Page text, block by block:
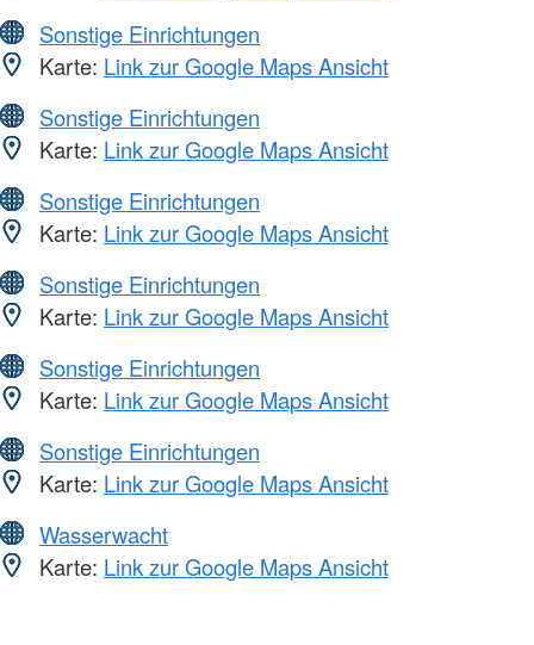
Sonstige Einrichtungen
Karte: Link zur Google Maps Ansicht
Sonstige Einrichtungen
Karte: Link zur Google Maps Ansicht
Sonstige Einrichtungen
Karte: Link zur Google Maps Ansicht
Sonstige Einrichtungen
Karte: Link zur Google Maps Ansicht
Sonstige Einrichtungen
Karte: Link zur Google Maps Ansicht
Sonstige Einrichtungen
Karte: Link zur Google Maps Ansicht
Wasserwacht
Karte: Link zur Google Maps Ansicht